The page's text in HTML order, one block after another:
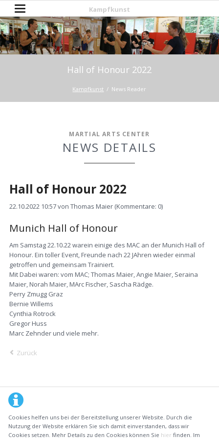
Kampfkunst
Hall of Honour 2022
Kampfkunst News Reader
MARTIAL ARTS CENTER
NEWS DETAILS
Hall of Honour 2022
22.10.2022 10:57von Thomas Maier (Kommentare: 0)
Munich Hall of Honour
Am Samstag 22.10.22 warein einige des MAC an der Munich Hall of
Honour. Ein toller Event, Freunde nach 22 JAhren wieder einmal
getroffen und gemeinsam Trainiert.
Mit Dabei waren: vom MAC; Thomas Maier, Angie Maier, Seraina
Maier, Norah Maier, MArc Fischer, Sascha Rädge.
Perry Zmugg Graz
Bernie Willems
Cynthia Rotrock
Gregor Huss
Marc Zehnder und viele mehr.
Zurück
Cookies helfen uns bei der Bereitstellung unserer Website. Durch die
Nutzung der Website erklären Sie sich damit einverstanden, dass wir
Cookies setzen. Mehr Details zu den Cookies können Sie hier finden. Im